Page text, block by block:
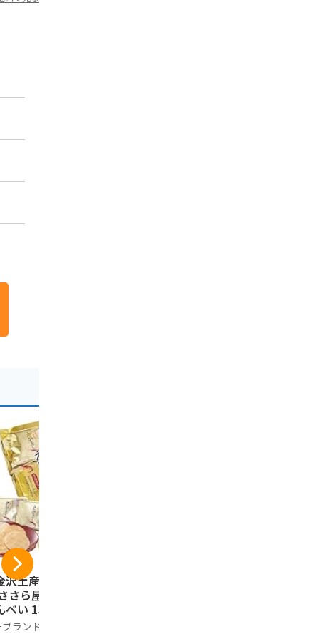
沢土産】えび恋
さら屋 甘えび
べい 15枚 金沢
揚げ 甘エビ 石
ランド品